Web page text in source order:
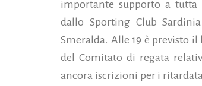
importante supporto a tutta
dallo Sporting Club
Smeralda. Alle 19 è previsto
del Comitato di regata
ancora iscrizioni per i